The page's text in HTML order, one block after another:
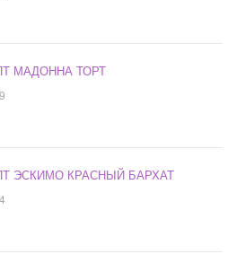
МАДОННА ТОРТ
ЭСКИМО КРАСНЫЙ БАРХАТ